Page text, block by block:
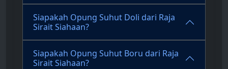
Siapakah Opung Suhut Doli dari Raja
Sirait Siahaan?
Siapakah Opung Suhut Boru dari Raja
Sirait Siahaan?